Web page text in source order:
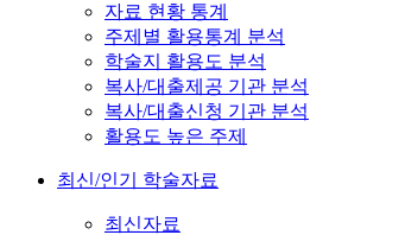
자료 현황 통계
주제별 활용통계 분석
학술지 활용도 분석
복사/대출제공 기관 분석
복사/대출신청 기관 분석
활용도 높은 주제
최신/인기 학술자료
최신자료